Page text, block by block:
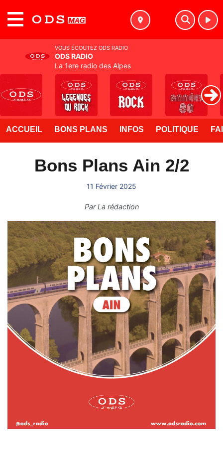
ACCUEIL BONS PLANS INFOS POLITIQUE
Bons Plans Ain 2/2
11 Février 2025
ParLa rédaction
VOUS ÉCOUTEZ ODS RADIO
ODS RADIO
La 1ere radio des Alpes